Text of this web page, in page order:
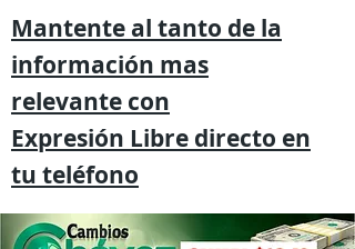
Mantente al tanto de la
información mas
relevante con
Expresión Libre directo en
tu teléfono